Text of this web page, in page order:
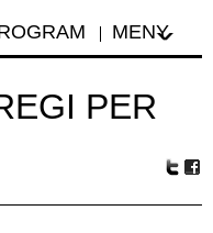
MENY
PER